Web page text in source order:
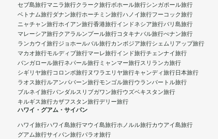
セブ島旅行マニラ旅行クラーク旅行ボホール旅行シンガポール旅行
ベトナム旅行ダナン旅行ホーチミン旅行ハノイ旅行フーコック旅行
ニャチャン旅行ホイアン旅行香港旅行インドネシア旅行バリ島旅行
マレーシア旅行クアラルンプール旅行コタキナバル旅行ぺナン旅行
ランカウイ旅行ジョホールバル旅行カンボジア旅行シェムリアップ旅行
マカオ旅行モルディブ旅行マーレ旅行インド旅行チェンナイ旅行
バンガロール旅行ネパール旅行 ミャンマー旅行スリランカ旅行
シギリヤ旅行コロンボ旅行ヌワラエリヤ旅行キャンディ旅行日本旅行
ラオス旅行ルアンパバーン旅行モンゴル旅行ウランバートル旅行
ブルネイ旅行バンダルスリブガワン旅行ウズベキスタン旅行
キルギス旅行カザフスタン旅行デリー旅行
ハワイ・グアム・サイパン
ハワイ旅行ハワイ島旅行マウイ島旅行ホノルル旅行カウアイ島旅行
グアム旅行サイパン旅行パラオ旅行